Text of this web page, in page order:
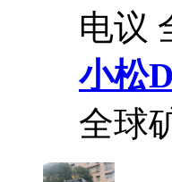
电议
小松
全球